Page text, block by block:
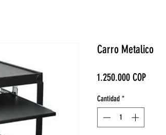
Carro Metalico
1.250.000 COPPrecio
Cantidad *